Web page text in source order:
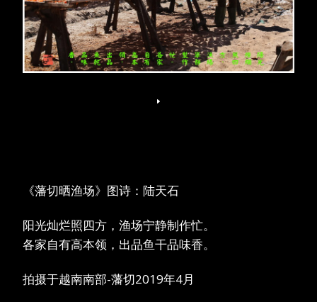
《藩切晒渔场》图诗：陆天石
阳光灿烂照四方，渔场宁静制作忙。
各家自有高本领，出品鱼干品味香。
拍摄于越南南部-藩切2019年4月